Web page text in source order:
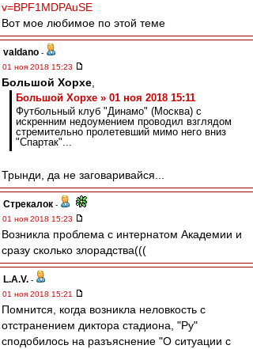
v=BPF1MDPAuSE
Вот мое любимое по этой теме
valdano -
01 ноя 2018 15:23
Большой Хорхе
Большой Хорхе » 01 ноя 2018 15:11
Футбольный клуб "Динамо" (Москва) с
искренним недоумением проводил взглядом
стремительно пролетевший мимо него вниз
"Спартак"...
Трынди, да не заговаривайся...
Стрекалок -
01 ноя 2018 15:23
Возникла проблема с интернатом Академии и
сразу сколько злорадства(((
L.А.V. -
01 ноя 2018 15:21
Помнится, когда возникла неловкость с
отстранением диктора стадиона, "Ру"
сподобилось на разъяснение "О ситуации с